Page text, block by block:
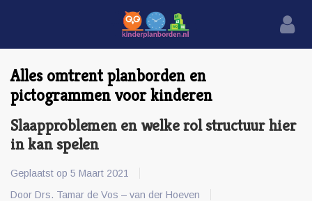
Alles omtrent planborden en
pictogrammen voor kinderen
Slaapproblemen en welke rol structuur hier
in kan spelen
Geplaatst op 5 Maart 2021
Door Drs. Tamar de Vos – van der Hoeven